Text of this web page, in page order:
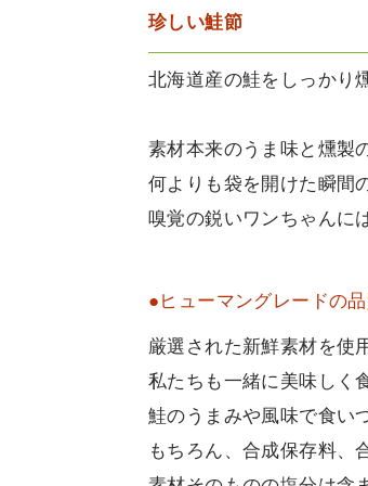
珍しい鮭節
北海道産の鮭をしっかり
素材本来のうま味と燻製
何よりも袋を開けた瞬間
嗅覚の鋭いワンちゃんに
●ヒューマングレードの
厳選された新鮮素材を使
私たちも一緒に美味しく
鮭のうまみや風味で食い
もちろん、合成保存料、